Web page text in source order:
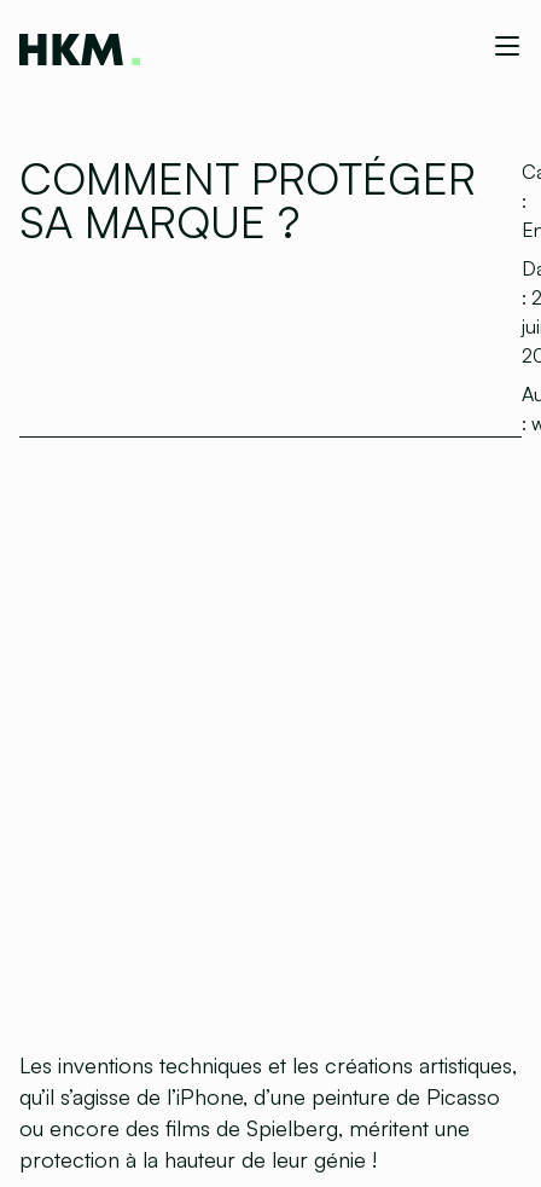
COMMENT PROTÉGER
SA MARQUE ?
:
:
:
Les inventions techniques et les créations artistiques,
qu’il s’agisse de l’iPhone, d’une peinture de Picasso
ou encore des films de Spielberg, méritent une
protection à la hauteur de leur génie !